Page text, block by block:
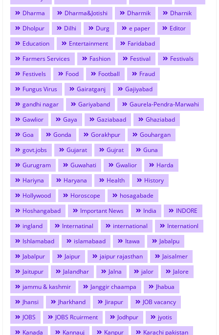
Dharma
Dharma&Jotishi Dharmik
Dharnik
Dholpur
Dilhi Durg e paper
Editor
Education
Entertainment
Faridabad
Farmers Services
Fashion Festival
Festivals
Festivels
Food Football
Fraud
Fungus Virus
Gairatganj
Gajiyabad
gandhi nagar
Gariyaband
Gaurela-Pendra-Marwahi
Gawlior
Gaya Gaziabaad
Ghaziabad
Goa
Gonda Gorakhpur
Gouhargan
govt.jobs
Gujarat Gujrat
Guna
Gurugram
Guwahati Gwalior
Harda
Hariyna
Haryana Health
History
Hollywood
Horoscope
hosagabade
Hoshangabad
Important News India
INDORE
ingland
Internatinal international
Internationl
Ishlamabad
islamabaad Itawa
Jabalpu
Jabalpur
Jaipur jaipur rajasthan
Jaisalmer
Jaitupur
Jalandhar Jalna jalor
Jalore
jammu & kashmir
Janggir chaampa
Jhabua
Jhansi
Jharkhand Jirapur
JOB vacancy
JOBS
JOBS Rcuirment Jodhpur
jyotis
Kanada
Kannauj Kanpur
Karachi pakistan